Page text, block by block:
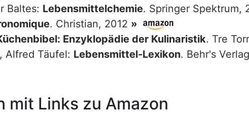
Baltes: Lebensmittelchemie. Springer Spektrum,
. Christian, 2012 »
Enzyklopädie der Kulinaristik. Tre
Alfred Täufel: Lebensmittel-Lexikon. Behr's
mit Links zu Amazon